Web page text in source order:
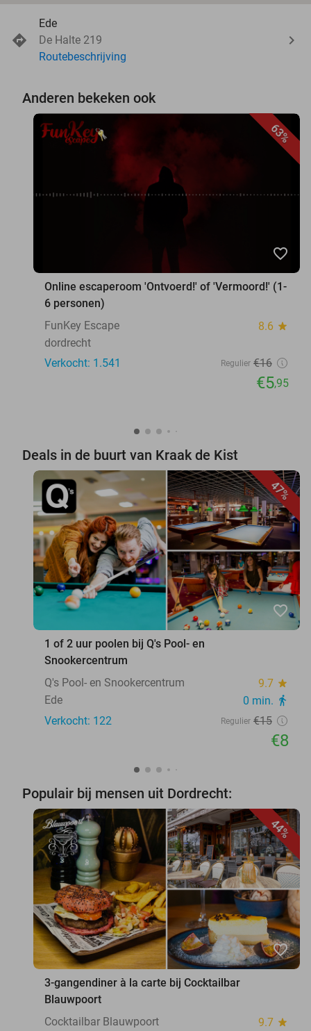
Ede
De Halte 219
Routebeschrijving
Anderen bekeken ook
63%
favorite_border
Online escaperoom 'Ontvoerd!' of 'Vermoord!' (1-
6 personen)
FunKey Escape
8.6 star
dordrecht
Verkocht: 1.541
Regulier €16
€5,95
Deals in de buurt van Kraak de Kist
47%
favorite_border
1 of 2 uur poolen bij Q's Pool- en
Snookercentrum
Q's Pool- en Snookercentrum
9.7 star
Ede 0 min. directions_walk
Verkocht: 122 Regulier €15
€8
Populair bij mensen uit Dordrecht:
44%
favorite_border
3-gangendiner à la carte bij Cocktailbar
Blauwpoort
Cocktailbar Blauwpoort
9.7 star